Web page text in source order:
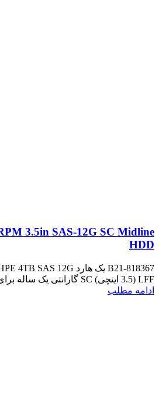
3.5in SAS-12G SC Midline
HDD
LFF (3.5 اینچی) SC گارانتی یک ساله برای استفاده با Gen8/G...
ادامه مطلب